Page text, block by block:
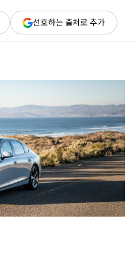
드
선호하는 출처로 추가(새
창